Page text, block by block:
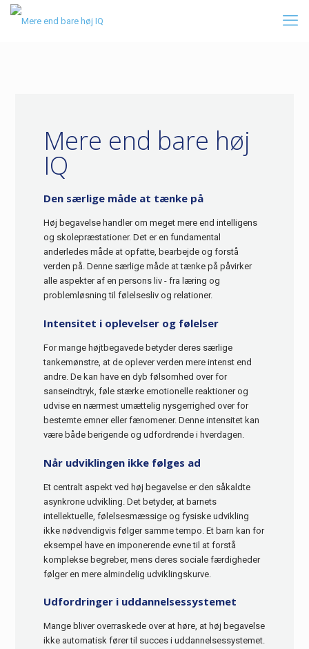
Mere end bare høj
IQ
Den særlige måde at tænke på
Høj begavelse handler om meget mere end intelligens
og skolepræstationer. Det er en fundamental
anderledes måde at opfatte, bearbejde og forstå
verden på. Denne særlige måde at tænke på påvirker
alle aspekter af en persons liv - fra læring og
problemløsning til følelsesliv og relationer.
Intensitet i oplevelser og følelser
For mange højtbegavede betyder deres særlige
tankemønstre, at de oplever verden mere intenst end
andre. De kan have en dyb følsomhed over for
sanseindtryk, føle stærke emotionelle reaktioner og
udvise en nærmest umættelig nysgerrighed over for
bestemte emner eller fænomener. Denne intensitet kan
være både berigende og udfordrende i hverdagen.
Når udviklingen ikke følges ad
Et centralt aspekt ved høj begavelse er den såkaldte
asynkrone udvikling. Det betyder, at barnets
intellektuelle, følelsesmæssige og fysiske udvikling
ikke nødvendigvis følger samme tempo. Et barn kan for
eksempel have en imponerende evne til at forstå
komplekse begreber, mens deres sociale færdigheder
følger en mere almindelig udviklingskurve.
Udfordringer i uddannelsessystemet
Mange bliver overraskede over at høre, at høj begavelse
ikke automatisk fører til succes i uddannelsessystemet.